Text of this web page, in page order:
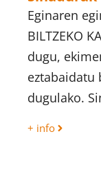
Eginaren
BILTZEKO
dugu,
eztabaidatu
dugulako.
+ info